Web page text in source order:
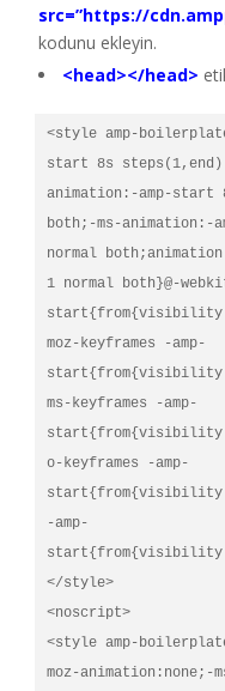
src=”https://
kodunu ekleyin.
<head></head>
<style amp-
start 8s steps(1,end)
animation:-amp-start
both;-ms-animation:-
normal
1 normal both}@-
moz-keyframes -amp-
ms-keyframes -amp-
o-keyframes -amp-
-amp-
</style>
<noscript>
<style amp-
moz-animation:none;-